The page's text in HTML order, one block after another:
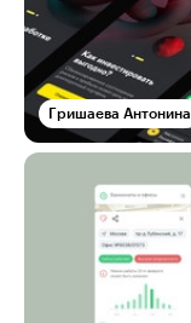
Гришаева Антонина